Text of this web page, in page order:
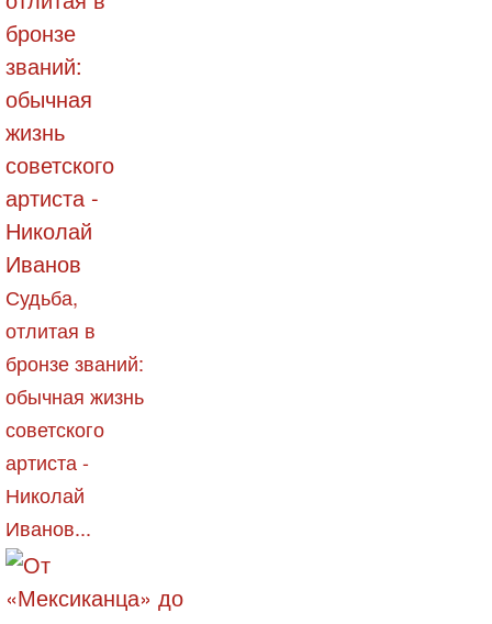
Судьба,
отлитая в
бронзе званий:
обычная жизнь
советского
артиста -
Николай
Иванов...